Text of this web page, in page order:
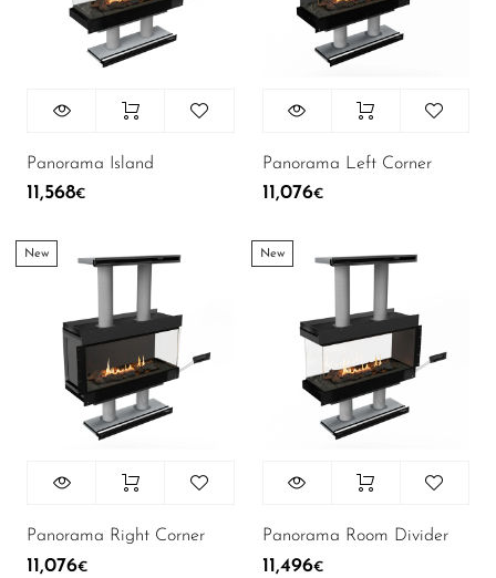
Panorama Island
11,568€
Panorama Left Corner
11,076€
New
Panorama Right Corner
11,076€
New
Panorama Room Divider
11,496€